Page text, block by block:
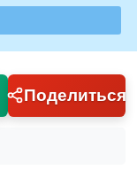
Поделиться